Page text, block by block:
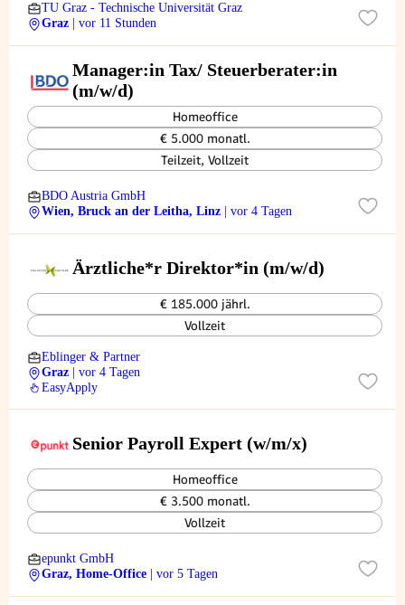
TU Graz - Technische Universität Graz
Graz
| vor 11 Stunden
Manager:in Tax/ Steuerberater:in
(m/w/d)
Homeoffice
€ 5.000 monatl.
Teilzeit, Vollzeit
BDO Austria GmbH
Wien, Bruck an der Leitha, Linz
| vor 4 Tagen
Ärztliche*r Direktor*in (m/w/d)
€ 185.000 jährl.
Vollzeit
Eblinger & Partner
Graz
| vor 4 Tagen
EasyApply
Senior Payroll Expert (w/m/x)
Homeoffice
€ 3.500 monatl.
Vollzeit
epunkt GmbH
Graz, Home-Office
| vor 5 Tagen